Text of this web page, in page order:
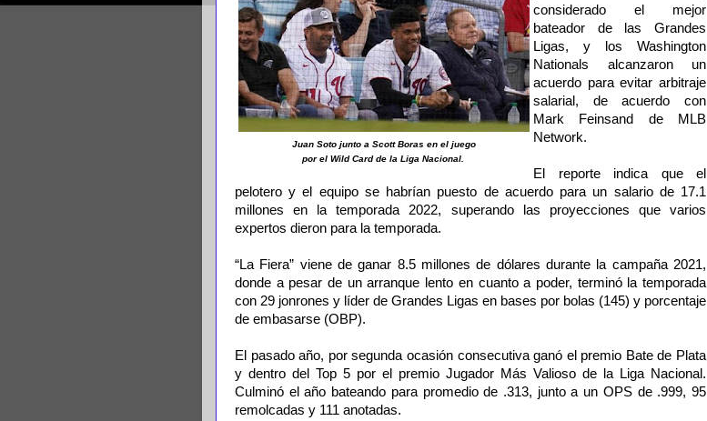
Juan Soto junto a Scott Boras en el juego
por el Wild Card de la Liga Nacional.
considerado el mejor
bateador de las Grandes
Ligas, y los Washington
Nationals alcanzaron un
acuerdo para evitar arbitraje
salarial, de acuerdo con
Mark Feinsand de MLB
Network.
El reporte indica que el
pelotero y el equipo se habrían puesto de acuerdo para un salario de 17.1
millones en la temporada 2022, superando las proyecciones que varios
expertos dieron para la temporada.
“La Fiera” viene de ganar 8.5 millones de dólares durante la campaña 2021,
donde a pesar de un arranque lento en cuanto a poder, terminó la temporada
con 29 jonrones y líder de Grandes Ligas en bases por bolas (145) y porcentaje
de embasarse (OBP).
El pasado año, por segunda ocasión consecutiva ganó el premio Bate de Plata
y dentro del Top 5 por el premio Jugador Más Valioso de la Liga Nacional.
Culminó el año bateando para promedio de .313, junto a un OPS de .999, 95
remolcadas y 111 anotadas.